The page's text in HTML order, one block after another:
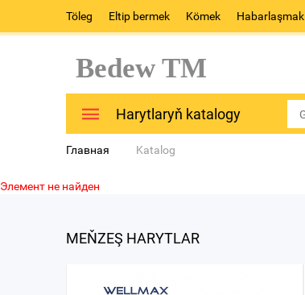
Töleg Eltip bermek Kömek Habarlaşmak
Bedew TM
Harytlaryň katalogy
Главная Katalog
Элемент не найден
MEŇZEŞ HARYTLAR